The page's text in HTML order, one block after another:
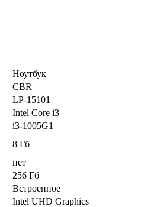
Ноутбук
CBR
LP-15101
Intel Core i3
i3-1005G1
8 Гб
нет
256 Гб
Встроенное
Intel UHD Graphics